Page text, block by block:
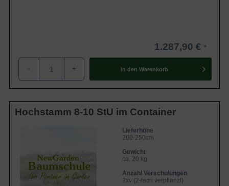
1.287,90 €
- + In den Warenkorb
Hochstamm 8-10 StU im Container
Lieferhöhe
200-250cm
Gewicht
ca. 20 kg
Anzahl Verschulungen
2xv (2-fach verpflanzt)